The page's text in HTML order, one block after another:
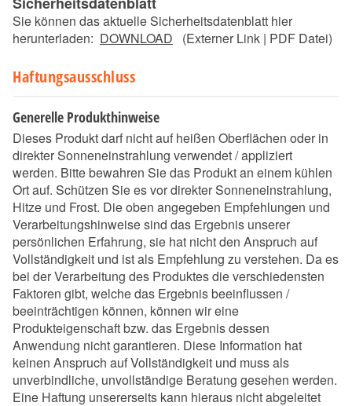
Sie können das aktuelle Sicherheitsdatenblatt hier
herunterladen: DOWNLOAD (Externer Link | PDF Datei)
Haftungsausschluss
Generelle Produkthinweise
Dieses Produkt darf nicht auf heißen Oberflächen oder in
direkter Sonneneinstrahlung verwendet / appliziert
werden. Bitte bewahren Sie das Produkt an einem kühlen
Ort auf. Schützen Sie es vor direkter Sonneneinstrahlung,
Hitze und Frost. Die oben angegeben Empfehlungen und
Verarbeitungshinweise sind das Ergebnis unserer
persönlichen Erfahrung, sie hat nicht den Anspruch auf
Vollständigkeit und ist als Empfehlung zu verstehen. Da es
bei der Verarbeitung des Produktes die verschiedensten
Faktoren gibt, welche das Ergebnis beeinflussen /
beeinträchtigen können, können wir eine
Produkteigenschaft bzw. das Ergebnis dessen
Anwendung nicht garantieren. Diese Information hat
keinen Anspruch auf Vollständigkeit und muss als
unverbindliche, unvollständige Beratung gesehen werden.
Eine Haftung unsererseits kann hieraus nicht abgeleitet